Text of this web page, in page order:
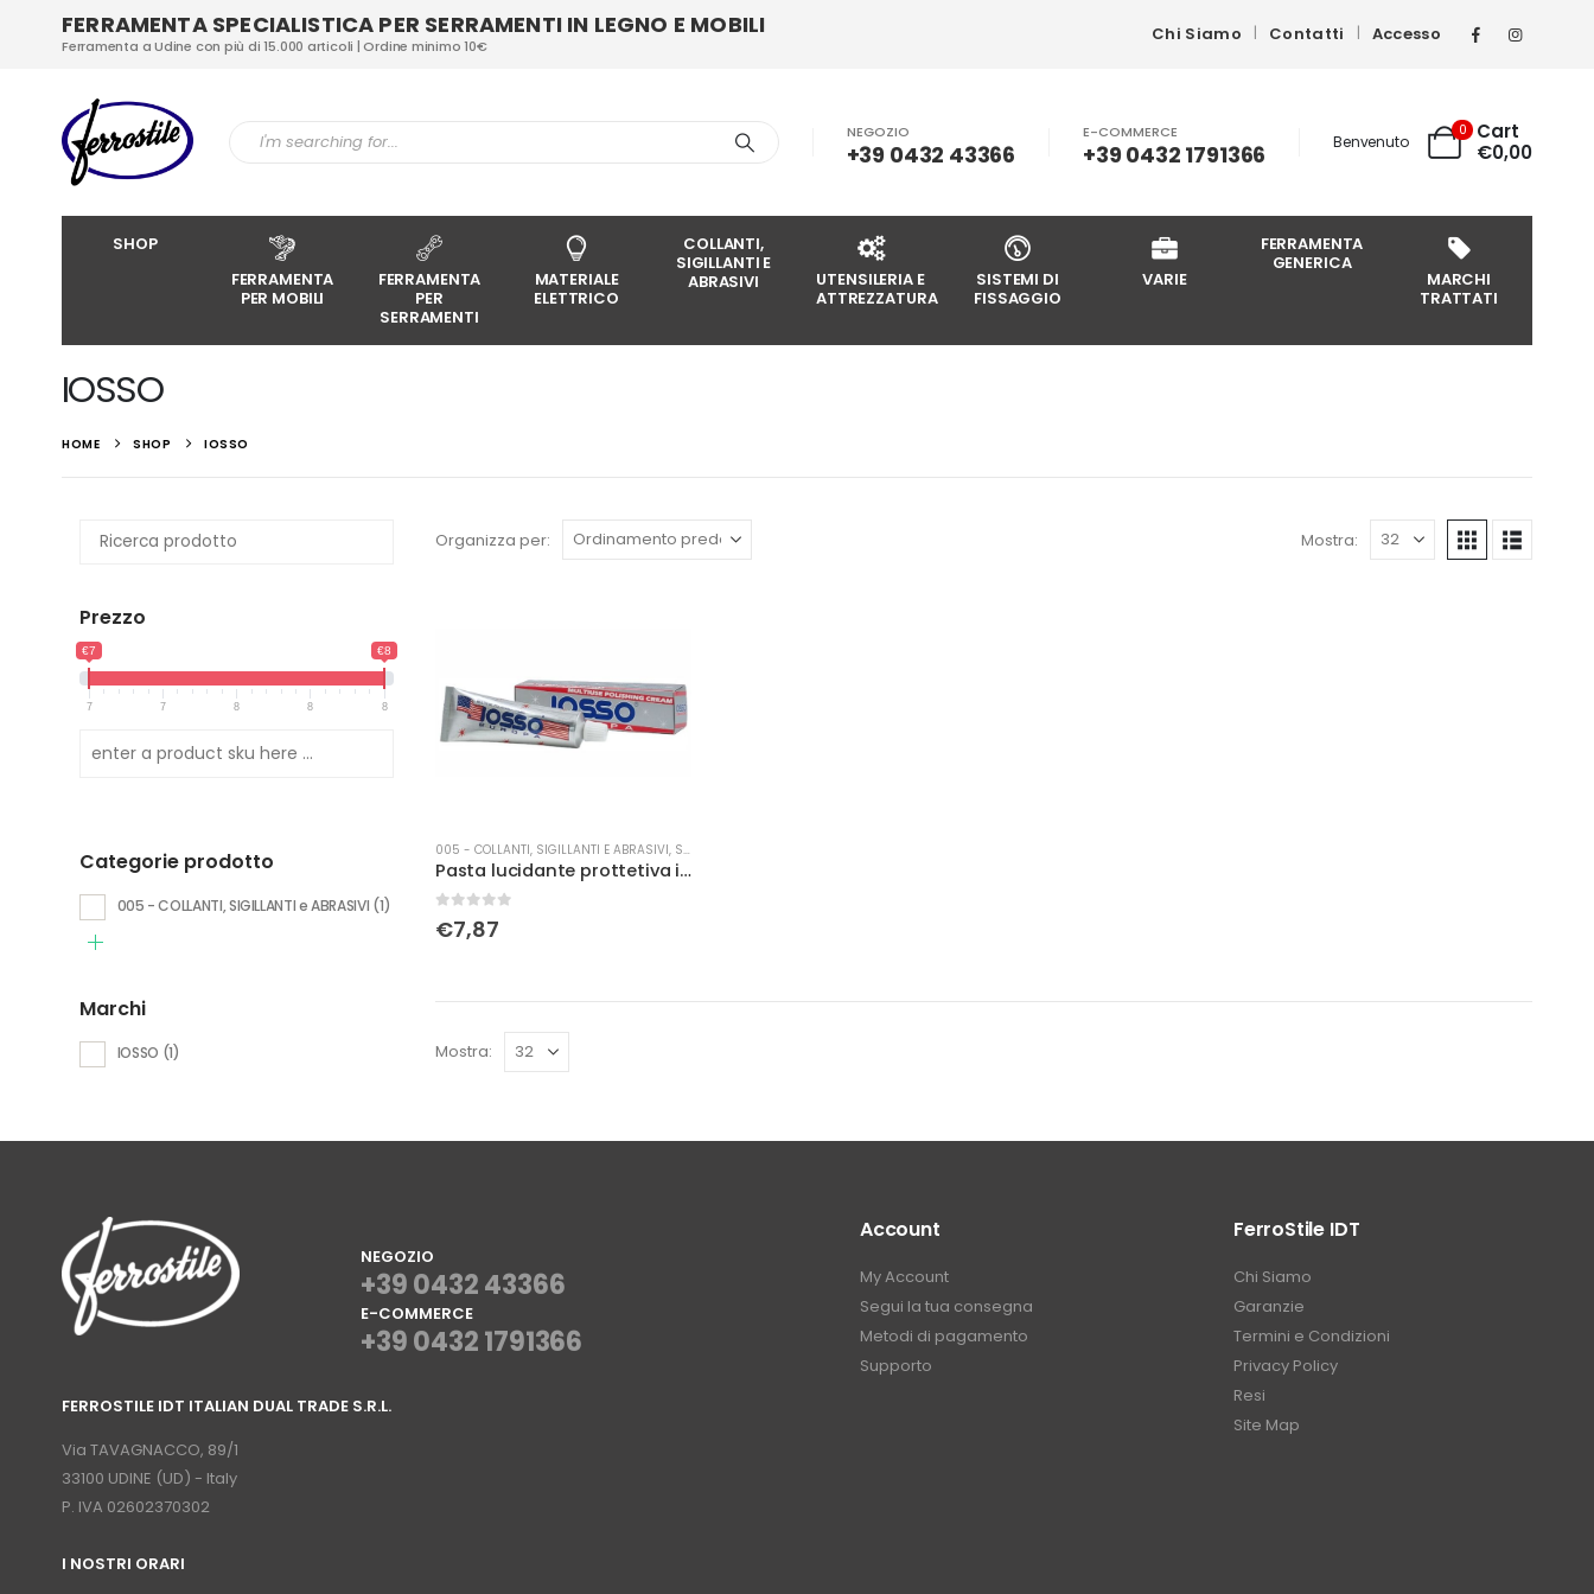
FERRAMENTA SPECIALISTICA PER SERRAMENTI IN LEGNO E MOBILI
Ferramenta a Udine con più di 15.000 articoli | Ordine minimo 10€
Chi Siamo Contatti Accesso
NEGOZIO
+39 0432 43366
E-COMMERCE
+39 0432 1791366 Benvenuto
0
Cart
€0,00
SHOP
FERRAMENTA
PER MOBILI
FERRAMENTA
PER
SERRAMENTI
MATERIALE
ELETTRICO
COLLANTI,
SIGILLANTI E
ABRASIVI
UTENSILERIA E
ATTREZZATURA
SISTEMI DI
FISSAGGIO
VARIE
FERRAMENTA
GENERICA
MARCHI
TRATTATI
IOSSO
HOME SHOP IOSSO
Organizza per: Mostra:
005 - COLLANTI, SIGILLANTI E ABRASIVI, SIGILLANTI
Pasta lucidante prottetiva iosso tubetto 50 ml
Su 5
€7,87
Mostra:
Prezzo
€7 €8
7 7 8 8 8
Categorie prodotto
005 - COLLANTI, SIGILLANTI e ABRASIVI (1)
Marchi
IOSSO (1)
NEGOZIO
+39 0432 43366
E-COMMERCE
+39 0432 1791366
FERROSTILE IDT ITALIAN DUAL TRADE S.R.L.
Via TAVAGNACCO, 89/1
33100 UDINE (UD) - Italy
P. IVA 02602370302
I NOSTRI ORARI
Account
My Account
Segui la tua consegna
Metodi di pagamento
Supporto
FerroStile IDT
Chi Siamo
Garanzie
Termini e Condizioni
Privacy Policy
Resi
Site Map